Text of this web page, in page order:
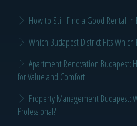
How to Still Find a Good Rental in
Which Budapest District Fits
Apartment Renovation Budapest:
for Value and Comfort
Property Management Budapest:
Professional?